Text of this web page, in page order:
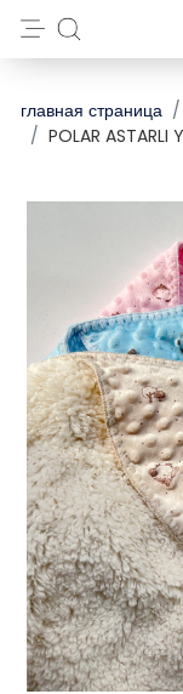
главная страница
POLAR ASTARLI